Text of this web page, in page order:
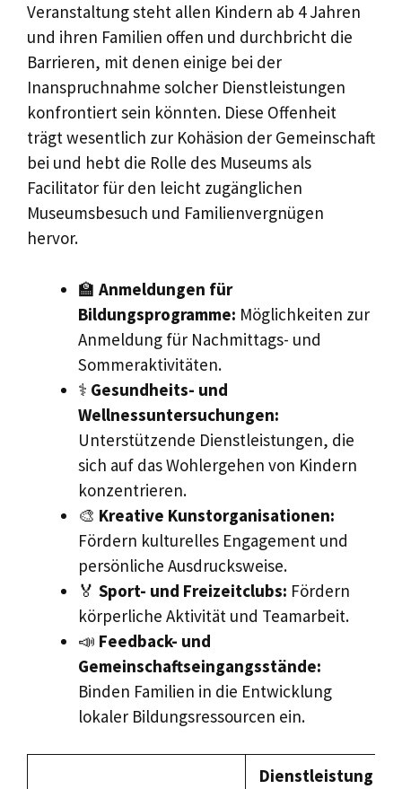
Veranstaltung steht allen Kindern ab 4 Jahren
und ihren Familien offen und durchbricht die
Barrieren, mit denen einige bei der
Inanspruchnahme solcher Dienstleistungen
konfrontiert sein könnten. Diese Offenheit
trägt wesentlich zur Kohäsion der Gemeinschaft
bei und hebt die Rolle des Museums als
Facilitator für den leicht zugänglichen
Museumsbesuch und Familienvergnügen
hervor.
🏫 Anmeldungen für
Bildungsprogramme: Möglichkeiten zur
Anmeldung für Nachmittags- und
Sommeraktivitäten.
⚕️ Gesundheits- und
Wellnessuntersuchungen:
Unterstützende Dienstleistungen, die
sich auf das Wohlergehen von Kindern
konzentrieren.
🎨 Kreative Kunstorganisationen:
Fördern kulturelles Engagement und
persönliche Ausdrucksweise.
🏅 Sport- und Freizeitclubs: Fördern
körperliche Aktivität und Teamarbeit.
📣 Feedback- und
Gemeinschaftseingangsstände:
Binden Familien in die Entwicklung
lokaler Bildungsressourcen ein.
Dienstleistung